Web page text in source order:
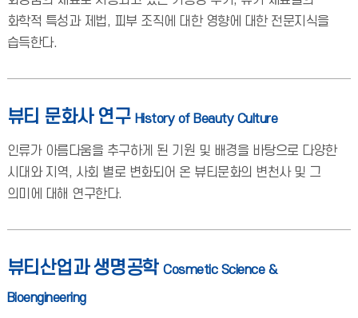
화학적 특성과 제법, 피부 조직에 대한 영향에 대한 전문지식을
습득한다.
뷰티 문화사 연구 History of Beauty Culture
인류가 아름다움을 추구하게 된 기원 및 배경을 바탕으로 다양한
시대와 지역, 사회 별로 변화되어 온 뷰티문화의 변천사 및 그
의미에 대해 연구한다.
뷰티산업과 생명공학 Cosmetic Science &
Bioengineering